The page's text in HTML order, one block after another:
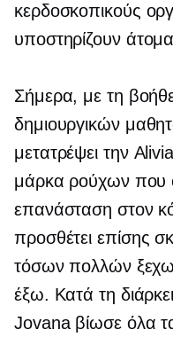
κερδοσκοπικούς
υποστηρίζουν
Σήμερα, με τη
δημιουργικών
μετατρέψει την
μάρκα ρούχων που
επανάσταση στον
προσθέτει επίσης
τόσων πολλών
έξω. Κατά τη
Jovana βίωσε όλα